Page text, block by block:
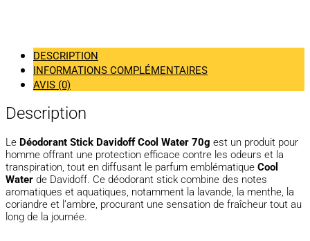
DESCRIPTION
INFORMATIONS COMPLÉMENTAIRES
AVIS (0)
Description
Le Déodorant Stick Davidoff Cool Water 70g est un produit pour
homme offrant une protection efficace contre les odeurs et la
transpiration, tout en diffusant le parfum emblématique Cool
Water de Davidoff. Ce déodorant stick combine des notes
aromatiques et aquatiques, notamment la lavande, la menthe, la
coriandre et l’ambre, procurant une sensation de fraîcheur tout au
long de la journée.